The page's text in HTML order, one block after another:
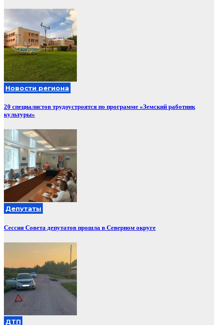
Новости региона
20 специалистов трудоустроятся по программе «Земский работник
культуры»
Депутаты
Сессия Совета депутатов прошла в Северном округе
ДТП